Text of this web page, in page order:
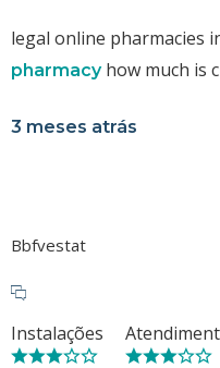
legal online pharmacies
pharmacyhow much is
3 meses atrás
Bbfvestat
Instalações